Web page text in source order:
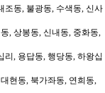
조동, 불광동, 수색동, 신사
, 상봉동, 신내동, 중화동,
리, 용답동, 행당동, 하왕십
현동, 북가좌동, 연희동,